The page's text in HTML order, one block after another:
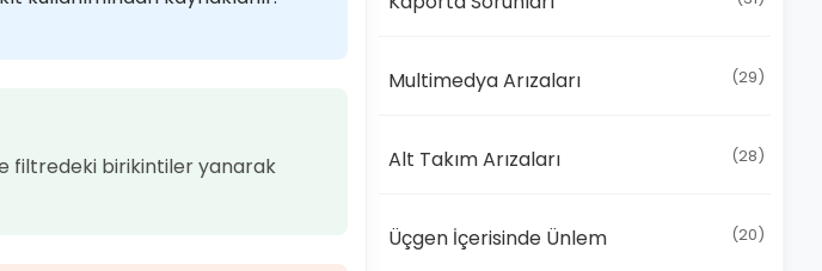
filtredeki birikintiler yanarak
Multimedya Arızaları (29)
Alt Takım Arızaları (28)
Üçgen İçerisinde Ünlem (20)